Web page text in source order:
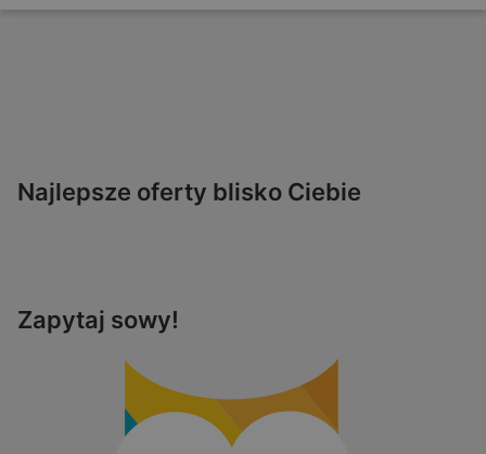
Najlepsze oferty blisko Ciebie
Zapytaj sowy!